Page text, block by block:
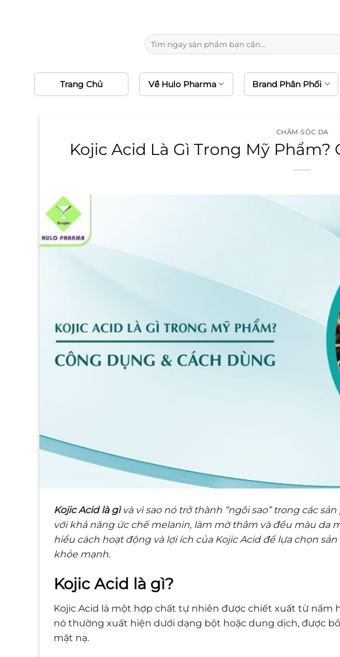
Tìm
kiếm:
Trang Chủ Về Hulo Pharma Brand Phân Phối
CHĂM SÓC DA
Kojic Acid Là Gì Trong Mỹ
Kojic Acid là gìvà vì sao nó trở thành “ngôi sao” trong các
với khả năng ức chế melanin, làm mờ thâm và đều màu da
hiểu cách hoạt động và lợi ích của Kojic Acid để lựa chọn
khỏe mạnh.
Kojic Acid là gì?
Kojic Acid là một hợp chất tự nhiên được chiết xuất từ nấm
nó thường xuất hiện dưới dạng bột hoặc dung dịch, được
mặt nạ.